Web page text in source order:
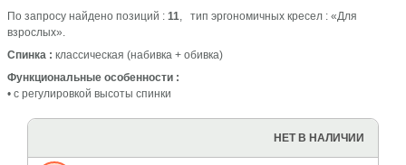
По запросу найдено позиций : 11, тип эргономичных кресел : «Для
взрослых».
Спинка : классическая (набивка + обивка)
Функциональные особенности :
• с регулировкой высоты спинки
НЕТ В НАЛИЧИИ